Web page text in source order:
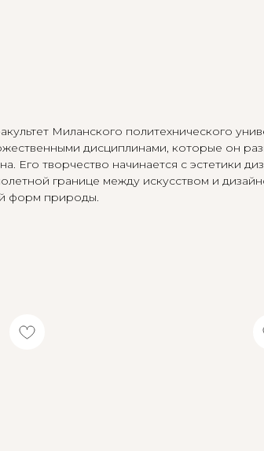
Миланского политехнического
дисциплинами, которые он
творчество начинается с эстетики
границе между искусством и
форм природы.